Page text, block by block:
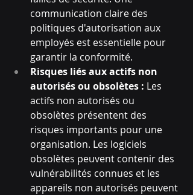
communication claire des
politiques d'autorisation aux
employés est essentielle pour
garantir la conformité.
Risques liés aux actifs non
autorisés ou obsolètes : Les
actifs non autorisés ou
obsolètes présentent des
risques importants pour une
organisation. Les logiciels
obsolètes peuvent contenir des
vulnérabilités connues et les
appareils non autorisés peuvent